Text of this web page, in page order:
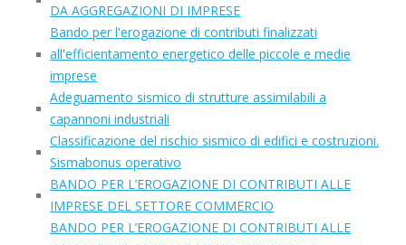
DA AGGREGAZIONI DI IMPRESE
Bando per l'erogazione di contributi finalizzati
all'efficientamento energetico delle piccole e medie
imprese
Adeguamento sismico di strutture assimilabili a
capannoni industriali
Classificazione del rischio sismico di edifici e costruzioni.
Sismabonus operativo
BANDO PER L’EROGAZIONE DI CONTRIBUTI ALLE
IMPRESE DEL SETTORE COMMERCIO
BANDO PER L’EROGAZIONE DI CONTRIBUTI ALLE